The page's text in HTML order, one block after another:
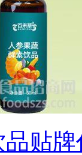
贴